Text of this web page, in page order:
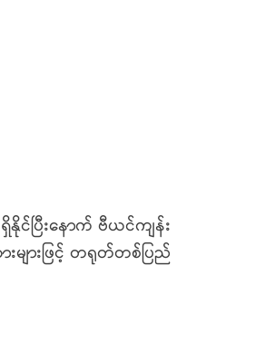
ပြီးနောက် ဗီယင်ကျန်း
ျားဖြင့် တရုတ်တစ်ပြည်